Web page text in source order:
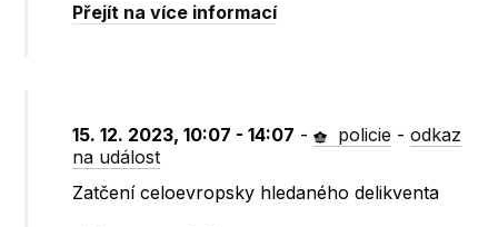
Přejít na více informací
15. 12. 2023, 10:07 - 14:07 - policie -odkaz
na událost
Zatčení celoevropsky hledaného delikventa